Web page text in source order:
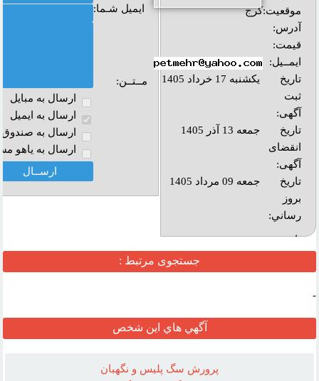
موقعیت:کرج
آدرس:
قیمت:
ایمــیل:
تاریخ
ثبت
آگهی:
یکشنبه 17 خرداد 1405
تاریخ
انقضای
آگهی:
جمعه 13 آذر 1405
تاريخ
بروز
رساني:
جمعه 09 مرداد 1405
بازديد:
آدرس
ایمیل شـما:
مــتــن:
ارسال به مبايل
ارسال به ايميل
ارسال به صندوق
ارسال به ياهو
جستجوی مرتبط :
-
آگهي هاي اين شخص
پرورش سگ پليس و نگهبان